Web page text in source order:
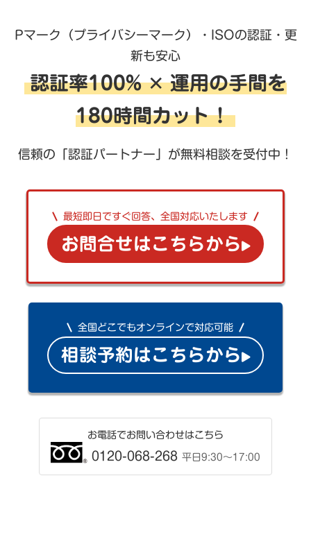
Pマーク（プライバシーマーク）・ISOの認証・更
新も安心
認証率100% ✕ 運用の手間を
180時間カット！
信頼の「認証パートナー」が無料相談を受付中！
最短即日ですぐ回答、全国対応いたします
お問合せはこちらから
全国どこでもオンラインで対応可能
相談予約はこちらから
お電話でお問い合わせはこちら
0120-068-268 平日9:30〜17:00